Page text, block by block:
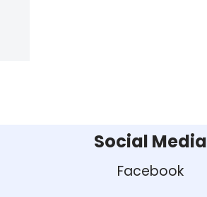
Social Media
Facebook